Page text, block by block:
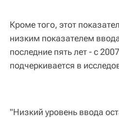
Кроме того, этот
низким показателем
последние пять лет - с
подчеркивается в
"Низкий уровень ввода